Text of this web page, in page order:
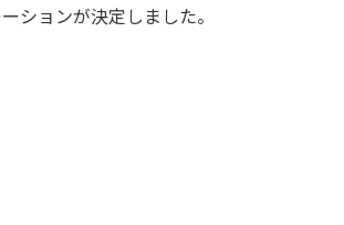
ションが決定しました。